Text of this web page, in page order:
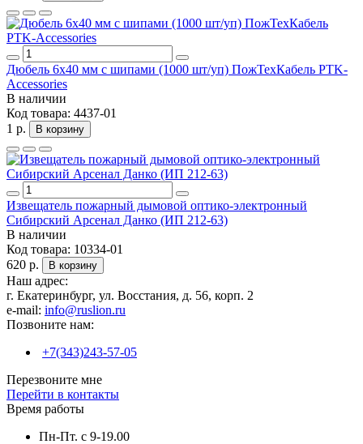
Дюбель 6x40 мм с шипами (1000 шт/уп) ПожТехКабель PTK-
Accessories
В наличии
Код товара: 4437-01
1 р.
В корзину
Извещатель пожарный дымовой оптико-электронный
Сибирский Арсенал Данко (ИП 212-63)
В наличии
Код товара: 10334-01
620 р.
В корзину
Наш адрес:
г. Екатеринбург, ул. Восстания, д. 56, корп. 2
e-mail: info@ruslion.ru
Позвоните нам:
+7(343)243-57-05
Перезвоните мне
Перейти в контакты
Время работы
Пн-Пт. с 9-19.00